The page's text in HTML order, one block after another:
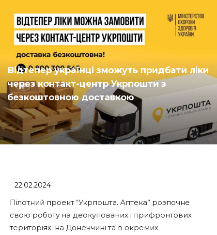
Відтепер українці зможуть придбати ліки
через контакт-центр Укрпошти з
безкоштовною доставкою
22.02.2024
Пілотний проект “Укрпошта. Аптека” розпочне
свою роботу на деокупованих і прифронтових
територіях: на Донеччині та в окремих